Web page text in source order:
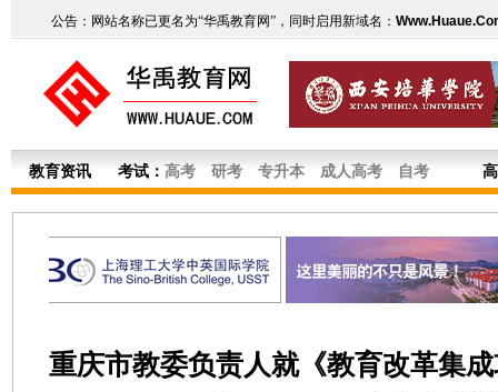
公告：网站名称已更名为“华禹教育网”，同时启用新域名：
教育资讯 考试： 高考 研考 专升本 成人高考 自考
重庆市教委负责人就《教育改革集